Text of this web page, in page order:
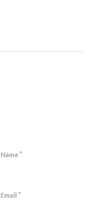
Name*
Email *